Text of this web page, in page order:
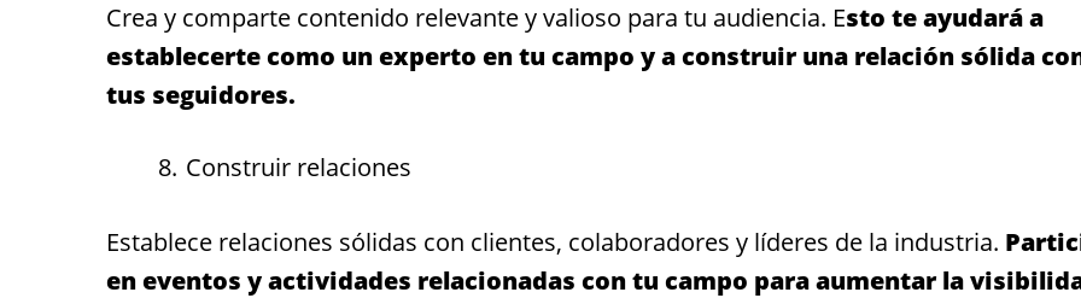
Crea y comparte contenido relevante y valioso para tu audiencia. Esto te ayudará a
establecerte como un experto en tu campo y a construir una relación sólida
tus seguidores.
Construir relaciones
Establece relaciones sólidas con clientes, colaboradores y líderes de la industria.
en eventos y actividades relacionadas con tu campo para aumentar la